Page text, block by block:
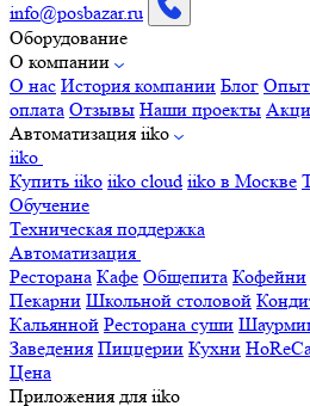
info@posbazar.ru
Оборудование
О компании
О нас История компании Блог Опыт
оплата Отзывы Наши проекты
Автоматизация iiko
iiko
Купить iiko iiko cloud iiko в Москве
Обучение
Техническая поддержка
Автоматизация
Ресторана Кафе Общепита Кофейни
Пекарни Школьной столовой
Кальянной Ресторана суши
Заведения Пиццерии Кухни
Цена
Приложения для iiko